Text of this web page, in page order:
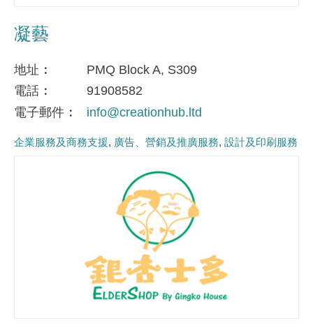
凝藝
地址
PMQ Block A, S309
電話
91908582
電子郵件
info@creationhub.ltd
企業服務及商務支援 廣告、營銷及推廣服務 設計及印刷服務